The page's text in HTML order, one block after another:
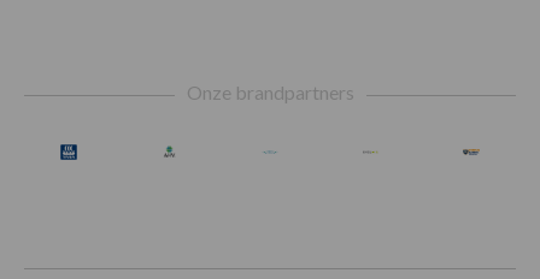
Onze brandpartners